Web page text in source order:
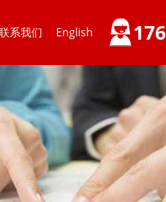
系我们 English
锯末粉碎机 大件
切枝机 玉